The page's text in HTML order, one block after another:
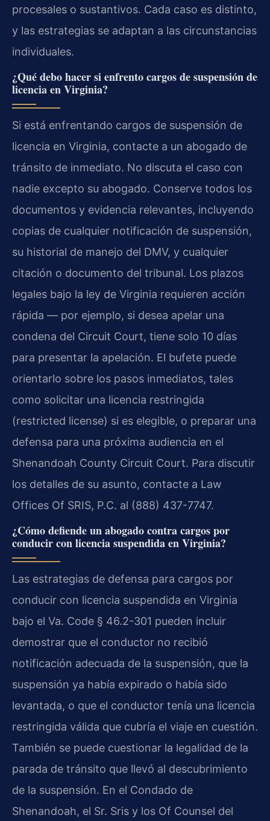
procesales o sustantivos. Cada caso es distinto,
y las estrategias se adaptan a las circunstancias
individuales.
¿Qué debo hacer si enfrento cargos de suspensión de
licencia en Virginia?
Si está enfrentando cargos de suspensión de
licencia en Virginia, contacte a un abogado de
tránsito de inmediato. No discuta el caso con
nadie excepto su abogado. Conserve todos los
documentos y evidencia relevantes, incluyendo
copias de cualquier notificación de suspensión,
su historial de manejo del DMV, y cualquier
citación o documento del tribunal. Los plazos
legales bajo la ley de Virginia requieren acción
rápida — por ejemplo, si desea apelar una
condena del Circuit Court, tiene solo 10 días
para presentar la apelación. El bufete puede
orientarlo sobre los pasos inmediatos, tales
como solicitar una licencia restringida
(restricted license) si es elegible, o preparar una
defensa para una próxima audiencia en el
Shenandoah County Circuit Court. Para discutir
los detalles de su asunto, contacte a Law
Offices Of SRIS, P.C. al (888) 437-7747.
¿Cómo defiende un abogado contra cargos por
conducir con licencia suspendida en Virginia?
Las estrategias de defensa para cargos por
conducir con licencia suspendida en Virginia
bajo el Va. Code § 46.2-301 pueden incluir
demostrar que el conductor no recibió
notificación adecuada de la suspensión, que la
suspensión ya había expirado o había sido
levantada, o que el conductor tenía una licencia
restringida válida que cubría el viaje en cuestión.
También se puede cuestionar la legalidad de la
parada de tránsito que llevó al descubrimiento
de la suspensión. En el Condado de
Shenandoah, el Sr. Sris y los Of Counsel del